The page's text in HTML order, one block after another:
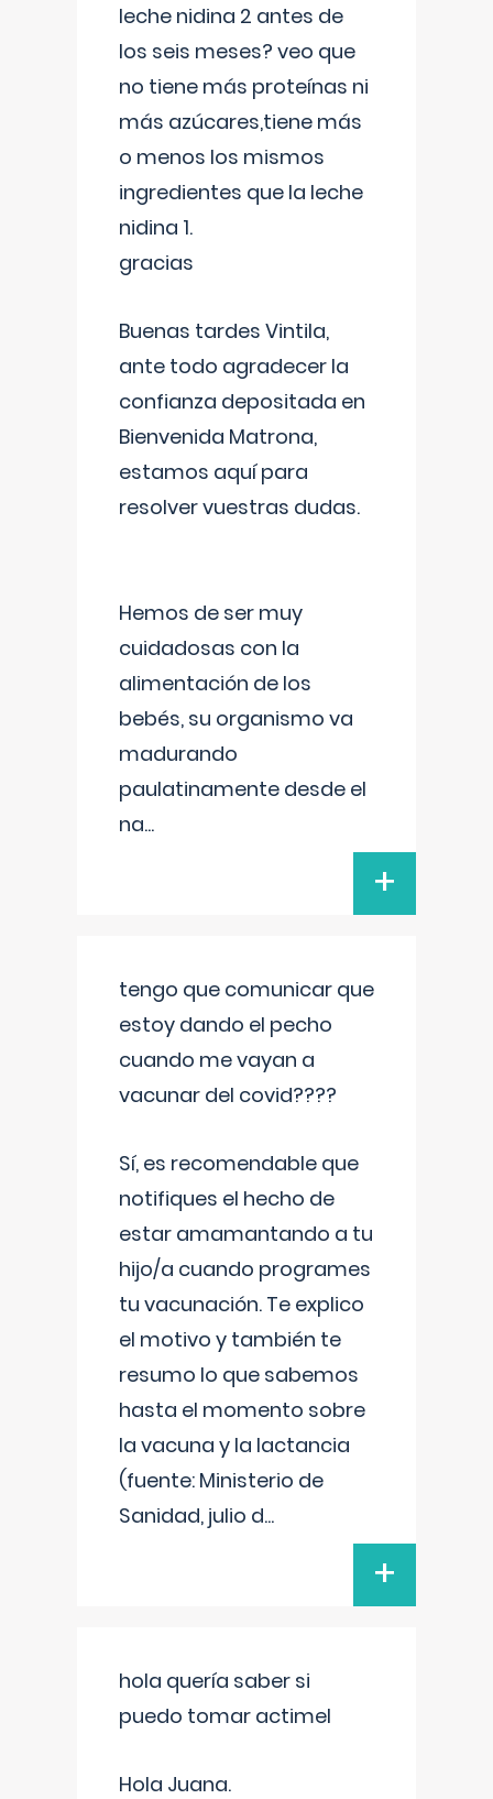
leche nidina 2 antes de
los seis meses? veo que
no tiene más proteínas ni
más azúcares,tiene más
o menos los mismos
ingredientes que la leche
nidina 1.
gracias
Buenas tardes Vintila,
ante todo agradecer la
confianza depositada en
Bienvenida Matrona,
estamos aquí para
resolver vuestras dudas.
Hemos de ser muy
cuidadosas con la
alimentación de los
bebés, su organismo va
madurando
paulatinamente desde el
na...
+
tengo que comunicar que
estoy dando el pecho
cuando me vayan a
vacunar del covid????
Sí, es recomendable que
notifiques el hecho de
estar amamantando a tu
hijo/a cuando programes
tu vacunación. Te explico
el motivo y también te
resumo lo que sabemos
hasta el momento sobre
la vacuna y la lactancia
(fuente: Ministerio de
Sanidad, julio d...
+
hola quería saber si
puedo tomar actimel
Hola Juana.